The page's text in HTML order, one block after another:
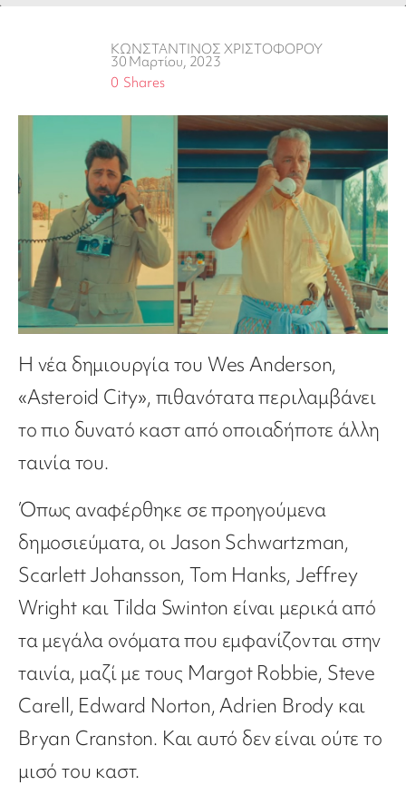
ΚΩΝΣΤΑΝΤΙΝΟΣ ΧΡΙΣΤΟΦΟΡΟΥ
30 Μαρτίου, 2023
Shares
0
Η νέα δημιουργία του Wes Anderson,
«Asteroid City», πιθανότατα περιλαμβάνει
το πιο δυνατό καστ από οποιαδήποτε άλλη
ταινία του.
Όπως αναφέρθηκε σε προηγούμενα
δημοσιεύματα, οι Jason Schwartzman,
Scarlett Johansson, Tom Hanks, Jeffrey
Wright και Tilda Swinton είναι μερικά από
τα μεγάλα ονόματα που εμφανίζονται στην
ταινία, μαζί με τους Margot Robbie, Steve
Carell, Edward Norton, Adrien Brody και
Bryan Cranston. Και αυτό δεν είναι ούτε το
μισό του καστ.